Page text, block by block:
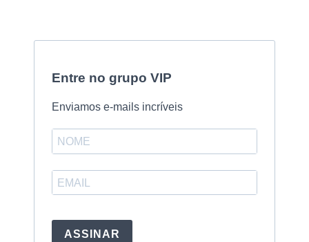
Entre no grupo VIP
Enviamos e-mails incríveis
ASSINAR